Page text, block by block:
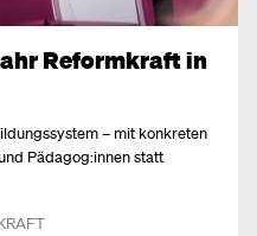
Reformkraft in
– mit konkreten
Pädagog:innen statt